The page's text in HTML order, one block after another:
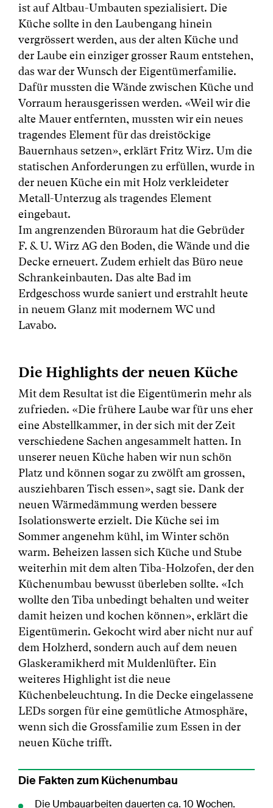
ist auf Altbau-Umbauten spezialisiert. Die
Küche sollte in den Laubengang hinein
vergrössert werden, aus der alten Küche und
der Laube ein einziger grosser Raum entstehen,
das war der Wunsch der Eigentümerfamilie.
Dafür mussten die Wände zwischen Küche und
Vorraum herausgerissen werden. «Weil wir die
alte Mauer entfernten, mussten wir ein neues
tragendes Element für das dreistöckige
Bauernhaus setzen», erklärt Fritz Wirz. Um die
statischen Anforderungen zu erfüllen, wurde in
der neuen Küche ein mit Holz verkleideter
Metall-Unterzug als tragendes Element
eingebaut.
Im angrenzenden Büroraum hat die Gebrüder
F. & U. Wirz AG den Boden, die Wände und die
Decke erneuert. Zudem erhielt das Büro neue
Schrankeinbauten. Das alte Bad im
Erdgeschoss wurde saniert und erstrahlt heute
in neuem Glanz mit modernem WC und
Lavabo.
Die Highlights der neuen Küche
Mit dem Resultat ist die Eigentümerin mehr als
zufrieden. «Die frühere Laube war für uns eher
eine Abstellkammer, in der sich mit der Zeit
verschiedene Sachen angesammelt hatten. In
unserer neuen Küche haben wir nun schön
Platz und können sogar zu zwölft am grossen,
ausziehbaren Tisch essen», sagt sie. Dank der
neuen Wärmedämmung werden bessere
Isolationswerte erzielt. Die Küche sei im
Sommer angenehm kühl, im Winter schön
warm. Beheizen lassen sich Küche und Stube
weiterhin mit dem alten Tiba-Holzofen, der den
Küchenumbau bewusst überleben sollte. «Ich
wollte den Tiba unbedingt behalten und weiter
damit heizen und kochen können», erklärt die
Eigentümerin. Gekocht wird aber nicht nur auf
dem Holzherd, sondern auch auf dem neuen
Glaskeramikherd mit Muldenlüfter. Ein
weiteres Highlight ist die neue
Küchenbeleuchtung. In die Decke eingelassene
LEDs sorgen für eine gemütliche Atmosphäre,
wenn sich die Grossfamilie zum Essen in der
neuen Küche trifft.
Die Fakten zum Küchenumbau
Die Umbauarbeiten dauerten ca. 10 Wochen.